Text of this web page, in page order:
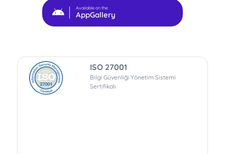
Available on the
AppGallery
ISO 27001
Bilgi Güvenliği Yönetim Sistemi
Sertifikalı